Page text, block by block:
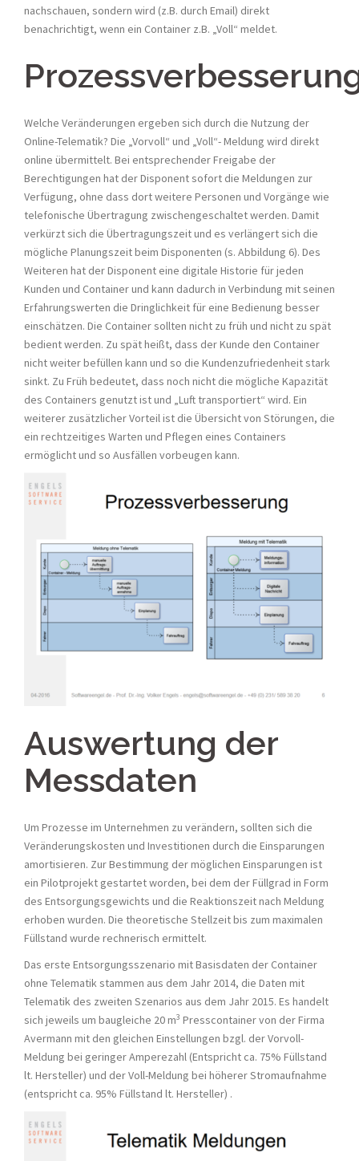
nachschauen, sondern wird (z.B. durch Email) direkt
benachrichtigt, wenn ein Container z.B. „Voll“ meldet.
Welche Veränderungen ergeben sich durch die Nutzung der
Online-Telematik? Die „Vorvoll“ und „Voll“- Meldung wird direkt
online übermittelt. Bei entsprechender Freigabe der
Berechtigungen hat der Disponent sofort die Meldungen zur
Verfügung, ohne dass dort weitere Personen und Vorgänge wie
telefonische Übertragung zwischengeschaltet werden. Damit
verkürzt sich die Übertragungszeit und es verlängert sich die
mögliche Planungszeit beim Disponenten (s. Abbildung 6). Des
Weiteren hat der Disponent eine digitale Historie für jeden
Kunden und Container und kann dadurch in Verbindung mit seinen
Erfahrungswerten die Dringlichkeit für eine Bedienung besser
einschätzen. Die Container sollten nicht zu früh und nicht zu spät
bedient werden. Zu spät heißt, dass der Kunde den Container
nicht weiter befüllen kann und so die Kundenzufriedenheit stark
sinkt. Zu Früh bedeutet, dass noch nicht die mögliche Kapazität
des Containers genutzt ist und „Luft transportiert“ wird. Ein
weiterer zusätzlicher Vorteil ist die Übersicht von Störungen, die
ein rechtzeitiges Warten und Pflegen eines Containers
ermöglicht und so Ausfällen vorbeugen kann.
Auswertung der
Messdaten
Um Prozesse im Unternehmen zu verändern, sollten sich die
Veränderungskosten und Investitionen durch die Einsparungen
amortisieren. Zur Bestimmung der möglichen Einsparungen ist
ein Pilotprojekt gestartet worden, bei dem der Füllgrad in Form
des Entsorgungsgewichts und die Reaktionszeit nach Meldung
erhoben wurden. Die theoretische Stellzeit bis zum maximalen
Füllstand wurde rechnerisch ermittelt.
Das erste Entsorgungsszenario mit Basisdaten der Container
ohne Telematik stammen aus dem Jahr 2014, die Daten mit
Telematik des zweiten Szenarios aus dem Jahr 2015. Es handelt
sich jeweils um baugleiche 20 m3 Presscontainer von der Firma
Avermann mit den gleichen Einstellungen bzgl. der Vorvoll-
Meldung bei geringer Amperezahl (Entspricht ca. 75% Füllstand
lt. Hersteller) und der Voll-Meldung bei höherer Stromaufnahme
(entspricht ca. 95% Füllstand lt. Hersteller) .